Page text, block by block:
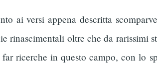
ai versi appena descritta
rinascimentali oltre che da rarissimi
ricerche in questo campo, con lo